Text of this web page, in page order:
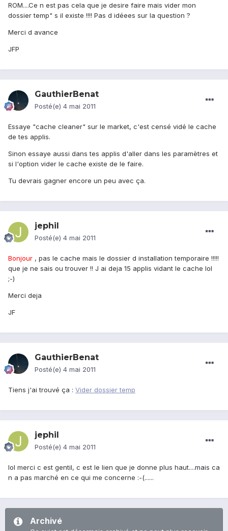
ROM....Ce n est pas cela que je desire faire mais vider mon
dossier temp" s il existe !!!! Pas d idéees sur la question ?
Merci d avance
JFP
GauthierBenat
Posté(e) 4 mai 2011
Essaye "cache cleaner" sur le market, c'est censé vidé le cache
de tes applis.
Sinon essaye aussi dans tes applis d'aller dans les paramètres et
si l'option vider le cache existe de le faire.
Tu devrais gagner encore un peu avec ça.
jephil
Posté(e) 4 mai 2011
Bonjour , pas le cache mais le dossier d installation temporaire !!!!!
que je ne sais ou trouver !! J ai deja 15 applis vidant le cache lol
;-)
Merci deja
JF
GauthierBenat
Posté(e) 4 mai 2011
Tiens j'ai trouvé ça : Vider dossier temp
jephil
Posté(e) 4 mai 2011
lol merci c est gentil, c est le lien que je donne plus haut....mais ca
n a pas marché en ce qui me concerne :-(......
Archivé